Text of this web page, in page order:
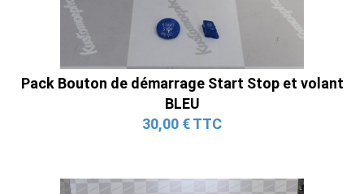
Pack Bouton de démarrage Start Stop et volant
BLEU
30,00 € TTC